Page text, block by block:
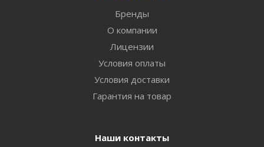
Бренды
О компании
Лицензии
Условия оплаты
Условия доставки
Гарантия на товар
Наши контакты